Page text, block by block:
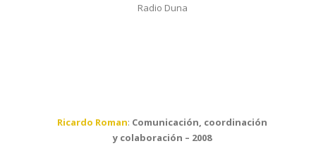
Radio Duna
Ricardo Roman: Comunicación, coordinación
y colaboración – 2008